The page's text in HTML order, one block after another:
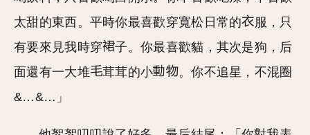
太甜的東西。平時你最喜歡穿寬松日常的
服，只
有要來見我時穿
子。你最喜歡貓，其次是狗，后
面還有一大堆
茸茸的小
。你不追星，不混圈
&…&…」